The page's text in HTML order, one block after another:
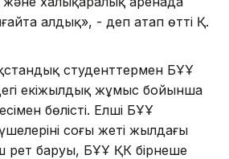
алдық», - деп атап өтті Қ.
студенттермен БҰҰ
екіжылдық жұмыс бойынша
бөлісті. Елші БҰҰ
соңғы жеті жылдағы
рет баруы, БҰҰ ҚК бірнеше